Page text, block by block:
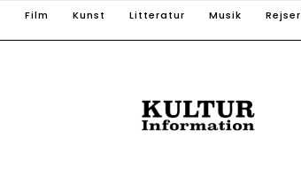
Film Kunst Litteratur Musik Rejser